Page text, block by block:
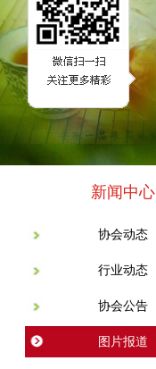
新闻中心
协会动态
行业动态
协会公告
图片报道